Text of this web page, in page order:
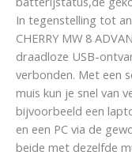
In tegenstelling tot
CHERRY MW 8
draadloze USB-
verbonden. Met een
muis kun je snel van
bijvoorbeeld een
en een PC via de
beide met dezelfde